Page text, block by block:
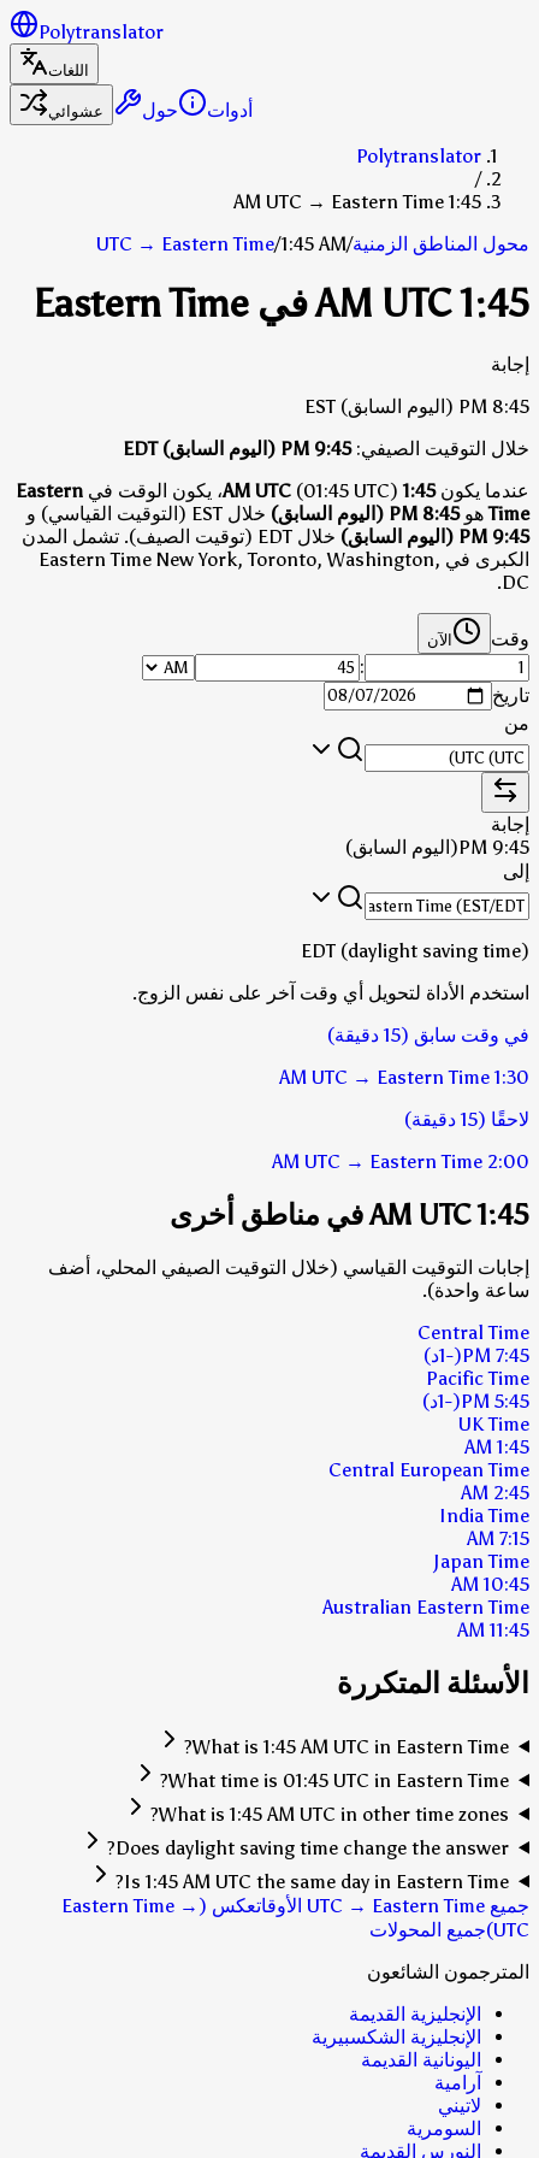
Polytranslator
اللغات
عشوائي
أدوات
حول
Polytranslator
/
1:45 AM UTC → Eastern Time
محول المناطق الزمنية/
UTC → Eastern Time/1:45 AM
1:45 AM UTC في Eastern Time
إجابة
8:45 PM
(اليوم السابق) EST
خلال التوقيت الصيفي: 9:45 PM (اليوم السابق) EDT
عندما يكون1:45 AM UTC (01:45 UTC)، يكون الوقت في
Eastern
Timeهو8:45 PM (اليوم السابق) خلال EST (التوقيت القياسي)
و
9:45 PM (اليوم السابق)
خلال EDT (توقيت الصيف) . تشمل المدن
الكبرى في Eastern Time New York, Toronto, Washington,
DC.
وقت الآن
:
تاريخ
من
إجابة
9:45 PM
(اليوم السابق)
إلى
EDT (daylight saving time)
استخدم الأداة لتحويل أي وقت آخر على نفس الزوج.
في وقت سابق (15 دقيقة)
1:30 AM
UTC → Eastern Time
لاحقًا (15 دقيقة)
2:00 AM
UTC → Eastern Time
1:45 AM UTC في مناطق أخرى
إجابات التوقيت القياسي (خلال التوقيت الصيفي المحلي، أضف
ساعة واحدة).
Central Time
7:45 PM
(-1د)
Pacific Time
5:45 PM
(-1د)
UK Time
1:45 AM
Central European Time
2:45 AM
India Time
7:15 AM
Japan Time
10:45 AM
Australian Eastern Time
11:45 AM
الأسئلة المتكررة
What is 1:45 AM UTC in Eastern Time?
What time is 01:45 UTC in Eastern Time?
What is 1:45 AM UTC in other time zones?
Does daylight saving time change the answer?
Is 1:45 AM UTC the same day in Eastern Time?
جميع UTC → Eastern Time الأوقات
عكس (Eastern Time →
UTC) جميع المحولات
المترجمون الشائعون
الإنجليزية القديمة
الإنجليزية الشكسبيرية
اليونانية القديمة
آرامية
لاتيني
السومرية
النورس القديمة